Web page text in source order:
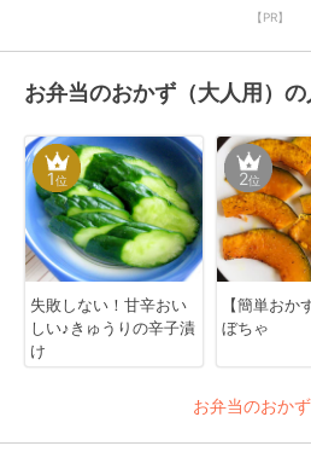
【PR】
お弁当のおかず（大人用）
1位
失敗しない！甘辛おい
しい♪きゅうりの辛子漬
け
2位
【簡単おか
ぼちゃ
お弁当のおか